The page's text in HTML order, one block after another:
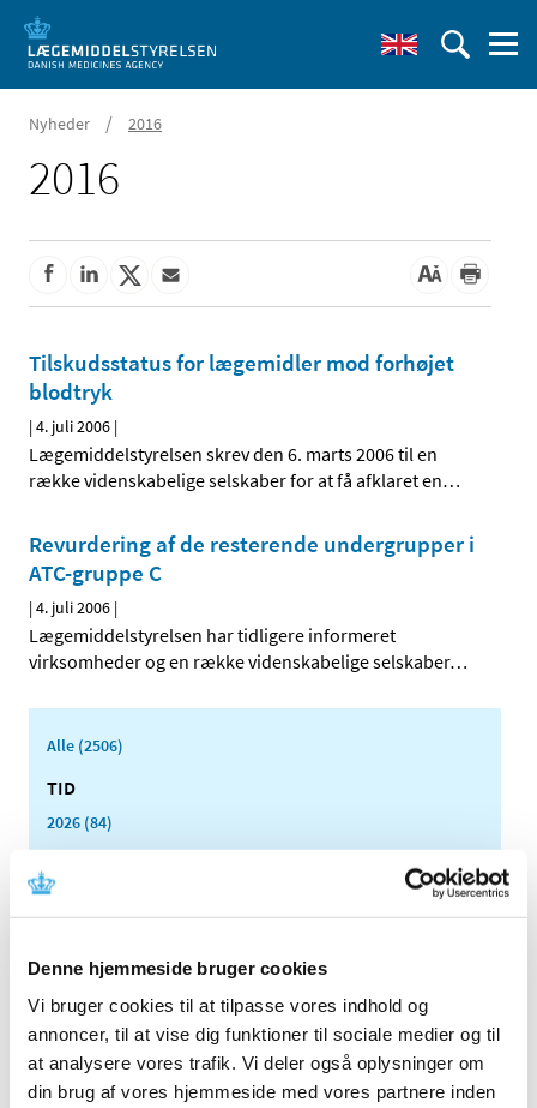
Denne hjemmeside bruger cookies
Vi bruger cookies til at tilpasse vores indhold og
annoncer, til at vise dig funktioner til sociale medier og til
at analysere vores trafik. Vi deler også oplysninger om
din brug af vores hjemmeside med vores partnere inden
Nyheder / 2016
2016
Tilskudsstatus for lægemidler mod forhøjet
blodtryk
|4. juli 2006 |
Lægemiddelstyrelsen skrev den 6. marts 2006 til en
række videnskabelige selskaber for at få afklaret en…
Revurdering af de resterende undergrupper i
ATC-gruppe C
|4. juli 2006 |
Lægemiddelstyrelsen har tidligere informeret
virksomheder og en række videnskabelige selskaber…
Alle (2506)
TID
2026 (84)
2025 (158)
2024 (224)
2023 (195)
2022 (197)
2020 (263)
2019 (159)
2018 (150)